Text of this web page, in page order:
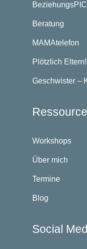
Beratung
MAMAtelefon
Plötzlich
Geschwister –
Workshops
Über mich
Termine
Blog
Social